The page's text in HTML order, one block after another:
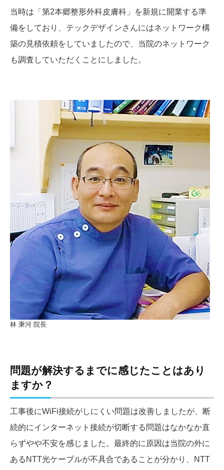
当時は「第2本郷整形外科皮膚科」を新規に開業する準
備をしており、テックデザインさんにはネットワーク構
築の見積依頼をしていましたので、当院のネットワーク
も調査していただくことにしました。
林 秉河 院長
問題が解決するまでに感じたことはあり
ますか？
工事後にWiFi接続がしにくい問題は改善しましたが、断
続的にインターネット接続が切断する問題はなかなか直
らずやや不安を感じました。最終的に原因は当院の外に
あるNTT光ケーブルが不具合であることが分かり、NTT